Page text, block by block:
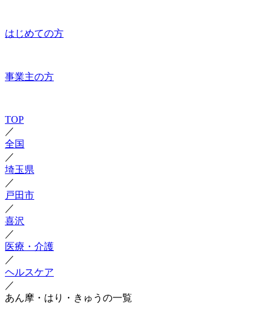
はじめての方
事業主の方
TOP
／
全国
／
埼玉県
／
戸田市
／
喜沢
／
医療・介護
／
ヘルスケア
／
あん摩・はり・きゅうの一覧